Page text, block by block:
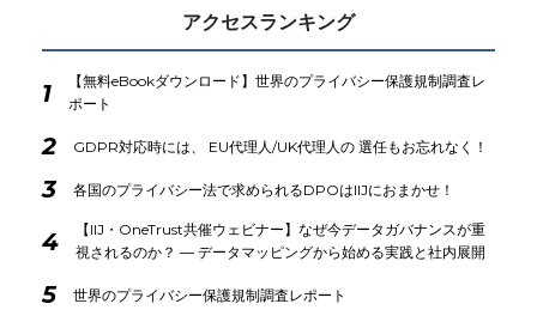
アクセスランキング
1
【無料eBookダウンロード】世界のプライバシー保護規制調査レ
ポート
2 GDPR対応時には、 EU代理人/UK代理人の 選任もお忘れなく！
3 各国のプライバシー法で求められるDPOはIIJにおまかせ！
4
【IIJ・OneTrust共催ウェビナー】なぜ今データガバナンスが重
視されるのか？ ― データマッピングから始める実践と社内展開
5 世界のプライバシー保護規制調査レポート